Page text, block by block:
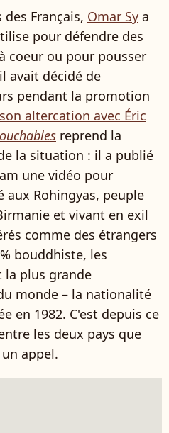
Français, Omar Sy a
pour défendre des
coeur ou pour pousser
avait décidé de
pendant la promotion
son altercation avec Éric
reprend la
la situation : il a publié
une vidéo pour
aux Rohingyas, peuple
et vivant en exil
comme des étrangers
bouddhiste, les
la plus grande
monde – la nationalité
en 1982. C'est depuis ce
les deux pays que
appel.